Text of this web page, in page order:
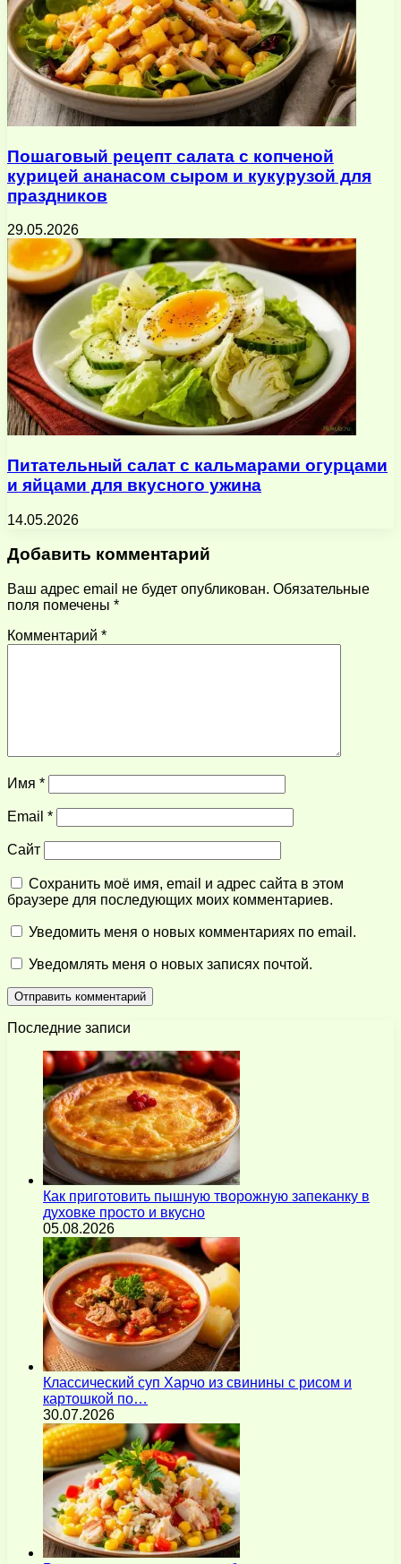
Пошаговый рецепт салата с копченой
курицей ананасом сыром и кукурузой для
праздников
29.05.2026
Питательный салат с кальмарами огурцами
и яйцами для вкусного ужина
14.05.2026
Добавить комментарий
Ваш адрес email не будет опубликован. Обязательные
поля помечены *
Комментарий *
Имя *
Email *
Сайт
Сохранить моё имя, email и адрес сайта в этом
браузере для последующих моих комментариев.
Уведомить меня о новых комментариях по email.
Уведомлять меня о новых записях почтой.
Последние записи
Как приготовить пышную творожную запеканку в
духовке просто и вкусно
05.08.2026
Классический суп Харчо из свинины с рисом и
картошкой по…
30.07.2026